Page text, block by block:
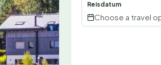
Reisdatum
Choose a travel